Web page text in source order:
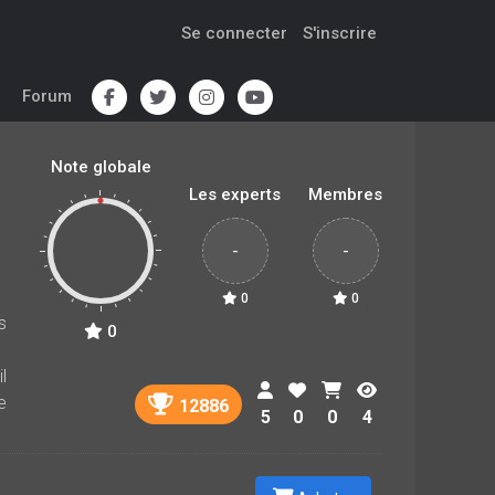
Se connecter S'inscrire
Forum
Note globale
0
Les experts
-
0
Membres
-
0
12886
5 0 0 4